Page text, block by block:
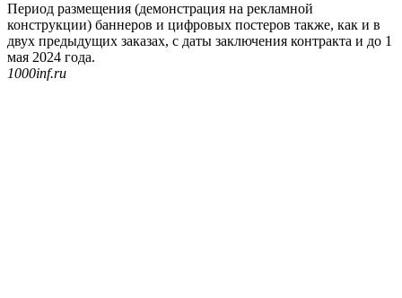
Период размещения (демонстрация на рекламной
конструкции) баннеров и цифровых постеров также, как и в
двух предыдущих заказах, с даты заключения контракта и до 1
мая 2024 года.
1000inf.ru